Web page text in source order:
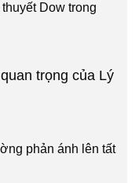
Dow trong
trọng của Lý
phản ánh lên tất